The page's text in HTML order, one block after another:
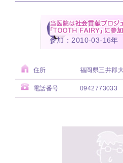
参加：2010-03-16年
住所 福岡県三井郡
電話番号 0942773033